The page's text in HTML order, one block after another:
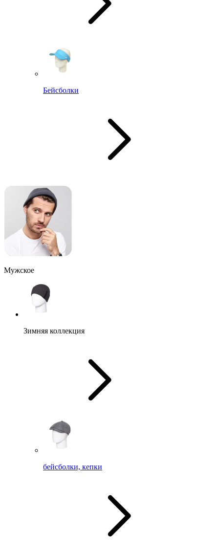
Бейсболки
Мужское
Зимняя коллекция
бейсболки, кепки